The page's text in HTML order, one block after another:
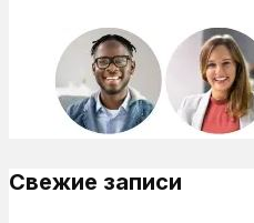
Свежие записи